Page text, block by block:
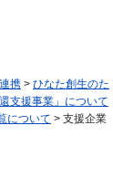
携 > ひなた創生のた
支援事業」について
について > 支援企業